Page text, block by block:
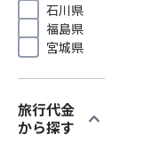
石川県
福島県
宮城県
旅行代金
から探す
expand_more